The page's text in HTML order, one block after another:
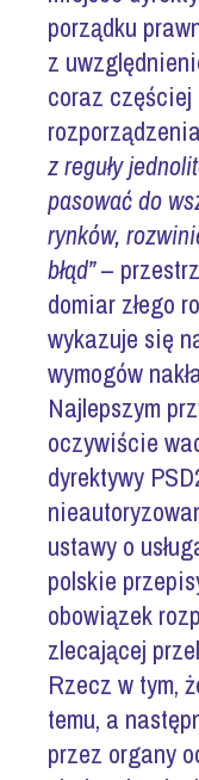
porządku
z
coraz częściej
z reguły
pasować do
rynków,
błąd”–
domiar złego
wykazuje się
wymogów
Najlepszym
oczywiście
dyrektywy
ustawy o
polskie
obowiązek
zlecającej
Rzecz w tym,
temu, a
przez organy